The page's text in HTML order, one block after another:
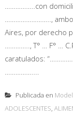
……………..con
……………………..,
Aires, por derecho
………….., T° … F° …
caratulados:
Publicada en
ADOLESCENTES,